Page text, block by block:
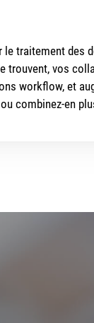
le traitement des
trouvent, vos
workflow, et
combinez-en